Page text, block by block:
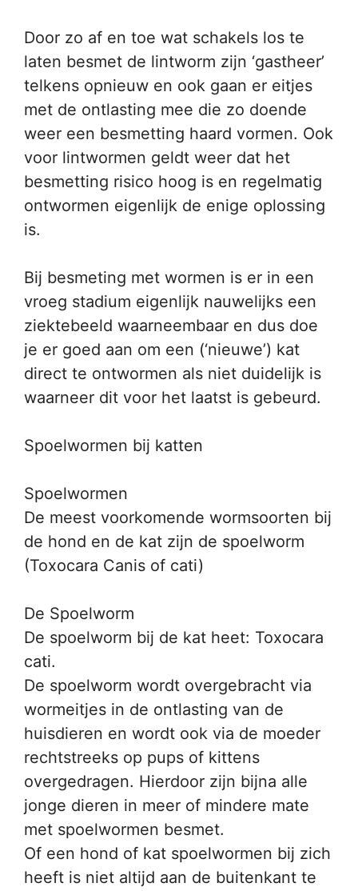
Door zo af en toe wat schakels los te
laten besmet de lintworm zijn ‘gastheer’
telkens opnieuw en ook gaan er eitjes
met de ontlasting mee die zo doende
weer een besmetting haard vormen. Ook
voor lintwormen geldt weer dat het
besmetting risico hoog is en regelmatig
ontwormen eigenlijk de enige oplossing
is.
Bij besmeting met wormen is er in een
vroeg stadium eigenlijk nauwelijks een
ziektebeeld waarneembaar en dus doe
je er goed aan om een (‘nieuwe’) kat
direct te ontwormen als niet duidelijk is
waarneer dit voor het laatst is gebeurd.
Spoelwormen bij katten
Spoelwormen
De meest voorkomende wormsoorten bij
de hond en de kat zijn de spoelworm
(Toxocara Canis of cati)
De Spoelworm
De spoelworm bij de kat heet: Toxocara
cati.
De spoelworm wordt overgebracht via
wormeitjes in de ontlasting van de
huisdieren en wordt ook via de moeder
rechtstreeks op pups of kittens
overgedragen. Hierdoor zijn bijna alle
jonge dieren in meer of mindere mate
met spoelwormen besmet.
Of een hond of kat spoelwormen bij zich
heeft is niet altijd aan de buitenkant te